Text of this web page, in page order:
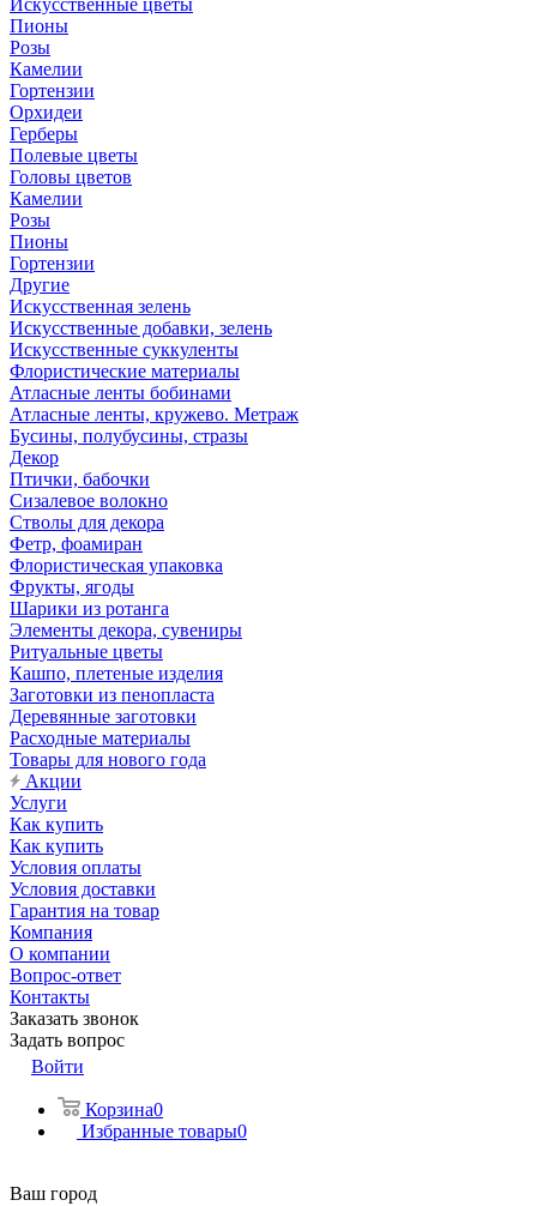
Искусственные цветы
Пионы
Розы
Камелии
Гортензии
Орхидеи
Герберы
Полевые цветы
Головы цветов
Камелии
Розы
Пионы
Гортензии
Другие
Искусственная зелень
Искусственные добавки, зелень
Искусственные суккуленты
Флористические материалы
Атласные ленты бобинами
Атласные ленты, кружево. Метраж
Бусины, полубусины, стразы
Декор
Птички, бабочки
Сизалевое волокно
Стволы для декора
Фетр, фоамиран
Флористическая упаковка
Фрукты, ягоды
Шарики из ротанга
Элементы декора, сувениры
Ритуальные цветы
Кашпо, плетеные изделия
Заготовки из пенопласта
Деревянные заготовки
Расходные материалы
Товары для нового года
Акции
Услуги
Как купить
Как купить
Условия оплаты
Условия доставки
Гарантия на товар
Компания
О компании
Вопрос-ответ
Контакты
Заказать звонок
Задать вопрос
Войти
Корзина0
Избранные товары0
Ваш город